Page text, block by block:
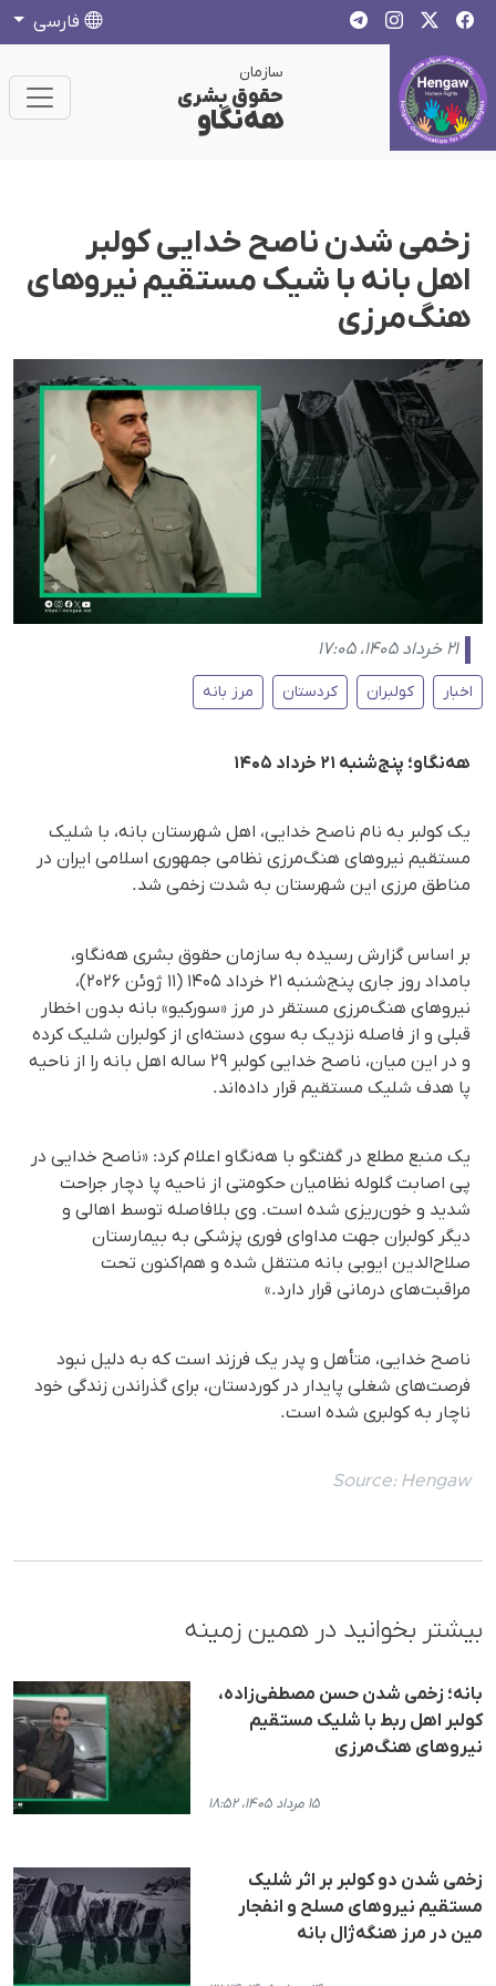
فارسی
سازمان
حقوق بشری
هەنگاو
زخمی شدن ناصح خدایی کولبر
اهل بانه با شیک مستقیم نیروهای
هنگ‌مرزی
۲۱ خرداد ۱۴۰۵، ۱۷:۰۵
اخبار کولبران کردستان مرز بانه
هه‌نگاو؛ پنج‌شنبه ۲۱ خرداد ۱۴۰۵
یک کولبر به نام ناصح خدایی، اهل شهرستان بانه، با شلیک
مستقیم نیروهای هنگ‌مرزی نظامی جمهوری اسلامی ایران در
مناطق مرزی این شهرستان به شدت زخمی شد.
بر اساس گزارش رسیده به سازمان حقوق بشری هه‌نگاو،
بامداد روز جاری پنج‌شنبه ۲۱ خرداد ۱۴۰۵ (۱۱ ژوئن ۲۰۲۶)،
نیروهای هنگ‌مرزی مستقر در مرز «سورکیو» بانه بدون اخطار
قبلی و از فاصله نزدیک به سوی دسته‌ای از کولبران شلیک کرده
و در این میان، ناصح خدایی کولبر ۲۹ ساله اهل بانه را از ناحیه
پا هدف شلیک مستقیم قرار داده‌اند.
یک منبع مطلع در گفتگو با هه‌نگاو اعلام کرد: «ناصح خدایی در
پی اصابت گلوله نظامیان حکومتی از ناحیه پا دچار جراحت
شدید و خون‌ریزی شده است. وی بلافاصله توسط اهالی و
دیگر کولبران جهت مداوای فوری پزشکی به بیمارستان
صلاح‌الدین ایوبی بانه منتقل شده و هم‌اکنون تحت
مراقبت‌های درمانی قرار دارد.»
ناصح خدایی، متأهل و پدر یک فرزند است که به دلیل نبود
فرصت‌های شغلی پایدار در کوردستان، برای گذراندن زندگی خود
ناچار به کولبری شده است.
Source: Hengaw
بیشتر بخوانید در همین زمینه
بانه؛ زخمی شدن حسن مصطفی‌زاده،
کولبر اهل ربط با شلیک مستقیم
نیروهای هنگ‌مرزی
۱۵ مرداد ۱۴۰۵، ۱۸:۵۲
زخمی شدن دو کولبر بر اثر شلیک
مستقیم نیروهای مسلح و انفجار
مین در مرز هنگه‌ژال بانه